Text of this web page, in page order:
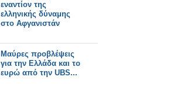
εναντίον της
ελληνικής δύναμης
στο Αφγανιστάν
Μαύρες προβλέψεις
για την Ελλάδα και το
ευρώ από την UBS...